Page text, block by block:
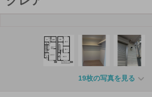
19枚の写真を見る